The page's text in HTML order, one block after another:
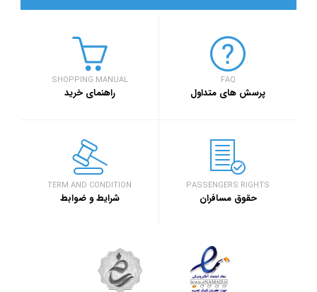
SHOPPING MANUAL
راهنمای خرید
FAQ
پرسش های متداول
TERM AND CONDITION
شرایط و ضوابط
PASSENGERS RIGHTS
حقوق مسافران